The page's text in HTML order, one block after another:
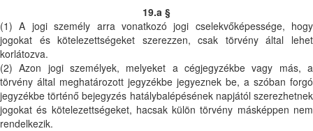
19.a §
(1) A jogi személy arra vonatkozó jogi cselekvőképessége, hogy
jogokat és kötelezettségeket szerezzen, csak törvény által lehet
korlátozva.
(2) Azon jogi személyek, melyeket a cégjegyzékbe vagy más, a
törvény által meghatározott jegyzékbe jegyeznek be, a szóban forgó
jegyzékbe történő bejegyzés hatálybalépésének napjától szerezhetnek
jogokat és kötelezettségeket, hacsak külön törvény másképpen nem
rendelkezik.